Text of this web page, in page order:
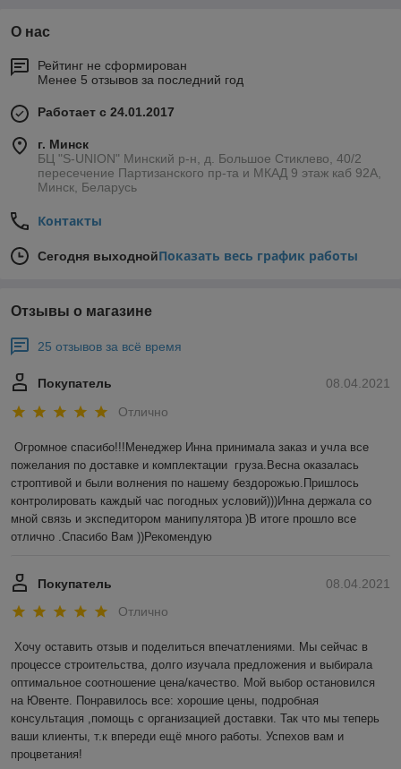
О нас
Рейтинг не сформирован
Менее 5 отзывов за последний год
Работает с 24.01.2017
г. Минск
БЦ "S-UNION" Минский р-н, д. Большое Стиклево, 40/2
пересечение Партизанского пр-та и МКАД 9 этаж каб 92А,
Минск, Беларусь
Контакты
Сегодня выходнойПоказать весь график работы
Отзывы о магазине
25 отзывов за всё время
08.04.2021
Покупатель
Отлично
Огромное спасибо!!!Менеджер Инна принимала заказ и учла все
пожелания по доставке и комплектации  груза.Весна оказалась
строптивой и были волнения по нашему бездорожью.Пришлось
контролировать каждый час погодных условий)))Инна держала со
мной связь и экспедитором манипулятора )В итоге прошло все
отлично .Спасибо Вам ))Рекомендую
08.04.2021
Покупатель
Отлично
Хочу оставить отзыв и поделиться впечатлениями. Мы сейчас в
процессе строительства, долго изучала предложения и выбирала
оптимальное соотношение цена/качество. Мой выбор остановился
на Ювенте. Понравилось все: хорошие цены, подробная
консультация ,помощь с организацией доставки. Так что мы теперь
ваши клиенты, т.к впереди ещё много работы. Успехов вам и
процветания!